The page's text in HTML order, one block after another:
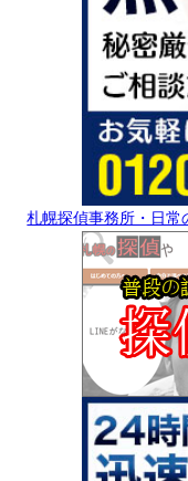
札幌探偵事務所・日常